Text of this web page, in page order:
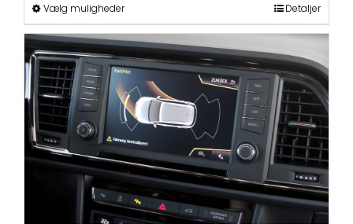
Vælg mulighederDette
vare
har
flere
varianter.
Mulighederne
kan
vælges
på
varesiden
Detaljer